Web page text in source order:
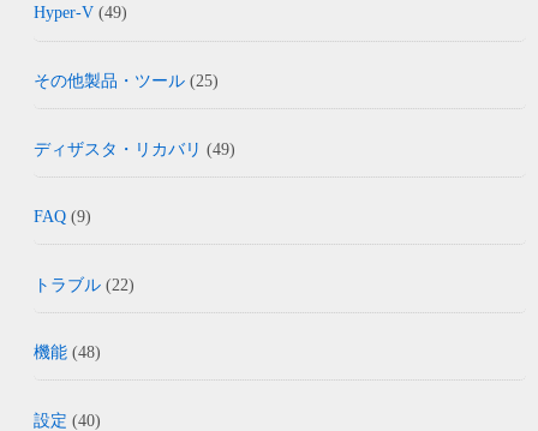
Hyper-V (49)
その他製品・ツール (25)
ディザスタ・リカバリ (49)
FAQ (9)
トラブル (22)
機能 (48)
設定 (40)